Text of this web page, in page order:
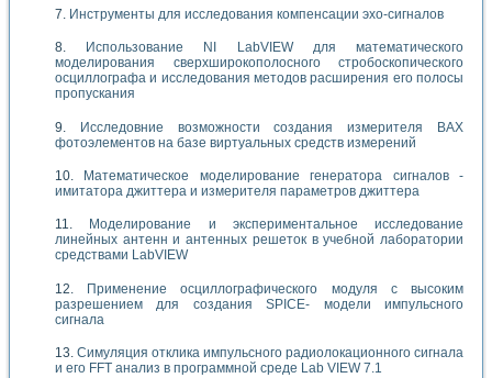
Инструменты для исследования компенсации эхо-сигналов
Использование NI LabVIEW для математического
моделирования сверхширокополосного стробоскопического
осциллографа и исследования методов расширения его полосы
пропускания
Исследовние возможности создания измерителя ВАХ
фотоэлементов на базе виртуальных средств измерений
Математическое моделирование генератора сигналов -
имитатора джиттера и измерителя параметров джиттера
Моделирование и экспериментальное исследование
линейных антенн и антенных решеток в учебной лаборатории
средствами LabVIEW
Применение осциллографического модуля с высоким
разрешением для создания SPICE- модели импульсного
сигнала
Симуляция отклика импульсного радиолокационного сигнала
и его FFT анализ в программной среде Lab VIEW 7.1